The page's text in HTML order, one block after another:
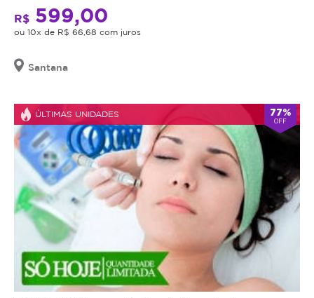
R$ 599,00
ou 10x de R$ 66,68 com juros
Santana
ÚLTIMAS UNIDADES 77%
OFF